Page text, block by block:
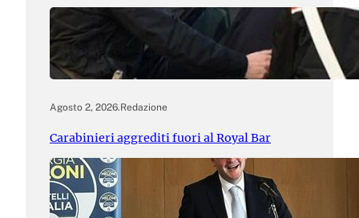
Agosto 2, 2026.Redazione
Carabinieri aggrediti fuori al Royal Bar